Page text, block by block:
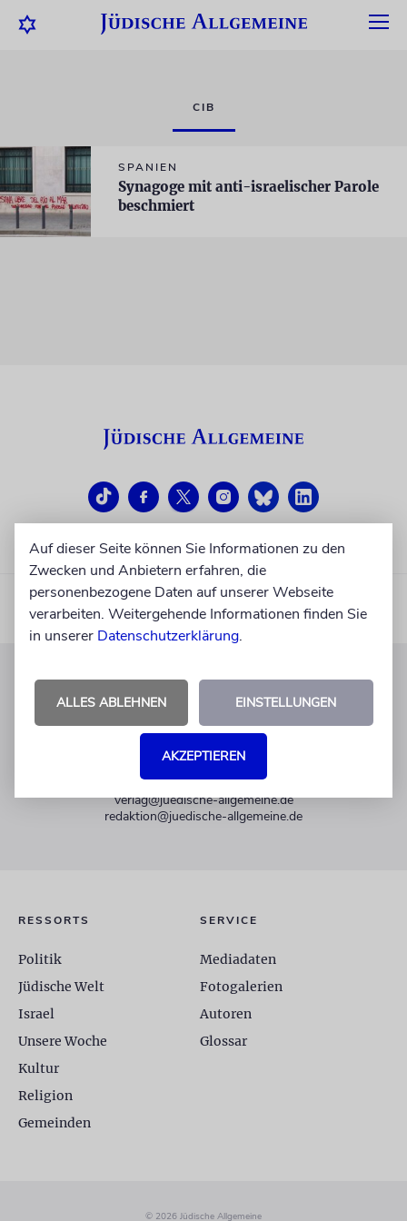
CIB
SPANIEN
Synagoge mit anti-israelischer Parole
beschmiert
KUNDENSERVICE
+49 30 275833 0
Mo-Do 9-17 Uhr
verlag@juedische-allgemeine.de
redaktion@juedische-allgemeine.de
RESSORTS
Politik
Jüdische Welt
Israel
Unsere Woche
Kultur
Religion
Gemeinden
SERVICE
Mediadaten
Fotogalerien
Autoren
Glossar
© 2026 Jüdische Allgemeine
Auf dieser Seite können Sie Informationen zu den
Zwecken und Anbietern erfahren, die
personenbezogene Daten auf unserer Webseite
verarbeiten. Weitergehende Informationen finden Sie
in unserer Datenschutzerklärung.
ALLES ABLEHNEN EINSTELLUNGEN
AKZEPTIEREN